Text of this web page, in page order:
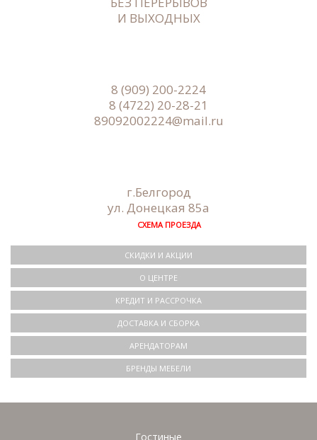
И ВЫХОДНЫХ
8 (909) 200-2224
8 (4722) 20-28-21
89092002224@mail.ru
г.Белгород
ул. Донецкая 85а
СХЕМА ПРОЕЗДА
СКИДКИ И АКЦИИ
О ЦЕНТРЕ
КРЕДИТ И РАССРОЧКА
ДОСТАВКА И CБОРКА
АРЕНДАТОРАМ
БРЕНДЫ МЕБЕЛИ
Гостиные